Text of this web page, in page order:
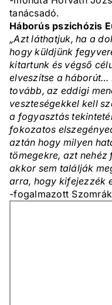
tanácsadó.
Háborús pszichózis
„Azt láthatjuk, ha a
hogy küldjünk
kitartunk és végső
elveszítse a háborút…
tovább, az eddigi
veszteségekkel kell
a fogyasztás
fokozatos
aztán hogy milyen
tömegekre, azt nehéz
akkor sem találják
arra, hogy kifejezzék
-fogalmazott